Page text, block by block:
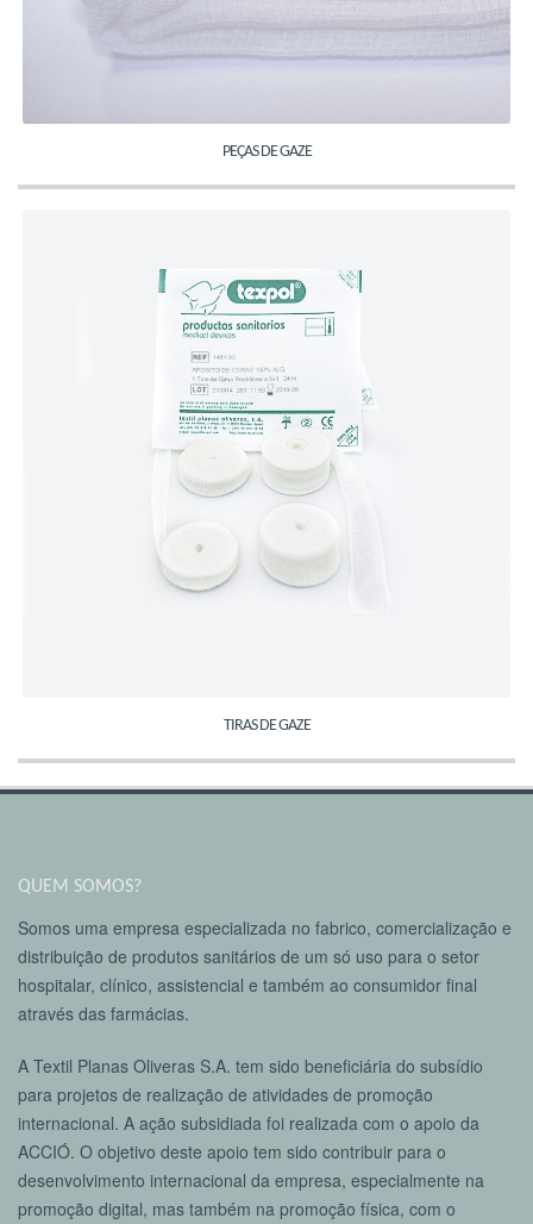
PEÇAS DE GAZE
TIRAS DE GAZE
QUEM SOMOS?
Somos uma empresa especializada no fabrico, comercialização e
distribuição de produtos sanitários de um só uso para o setor
hospitalar, clínico, assistencial e também ao consumidor final
através das farmácias.
A Textil Planas Oliveras S.A. tem sido beneficiária do subsídio
para projetos de realização de atividades de promoção
internacional. A ação subsidiada foi realizada com o apoio da
ACCIÓ. O objetivo deste apoio tem sido contribuir para o
desenvolvimento internacional da empresa, especialmente na
promoção digital, mas também na promoção física, com o